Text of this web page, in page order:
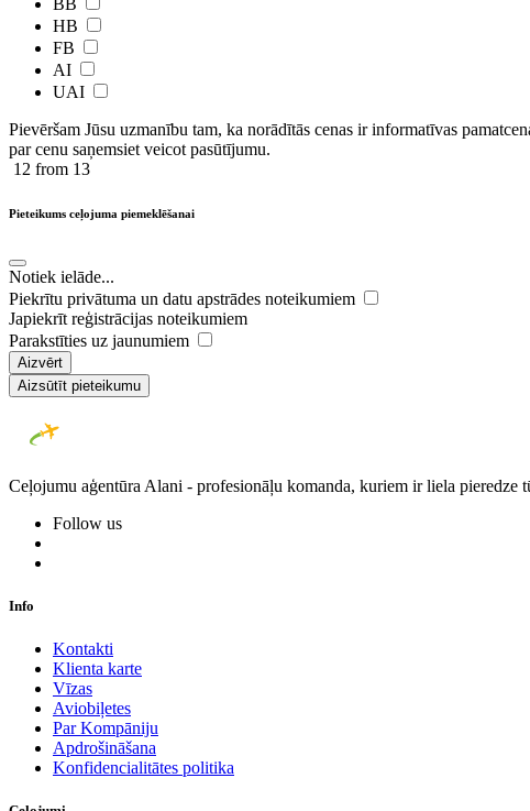
BB
HB
FB
AI
UAI
Pievēršam Jūsu uzmanību tam, ka norādītās cenas ir ​informatīvas
par cenu saņemsiet veicot pasūtījumu.
12 from 13
Pieteikums ceļojuma piemeklēšanai
Notiek ielāde...
Piekrītu privātuma un datu apstrādes noteikumiem
Japiekrīt reģistrācijas noteikumiem
Parakstīties uz jaunumiem
Aizvērt
Aizsūtīt pieteikumu
Ceļojumu aģentūra Alani - profesionāļu komanda, kuriem ir liela pieredze
Follow us
Info
Kontakti
Klienta karte
Vīzas
Aviobiļetes
Par Kompāniju
Apdrošināšana
Konfidencialitātes politika